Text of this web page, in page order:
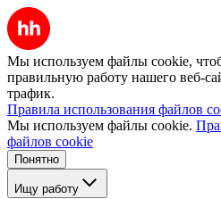
Мы используем файлы cookie,
правильную работу нашего веб-
трафик.
Правила использования файлов
Мы используем файлы cookie.
файлов cookie
Понятно
Ищу работу